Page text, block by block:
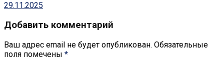
29.11.2025
Добавить комментарий
Ваш адрес email не будет опубликован. Обязательные
поля помечены *